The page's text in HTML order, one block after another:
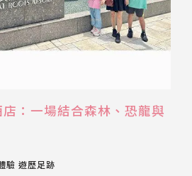
：一場結合森林、恐龍與
驗 遊歷足跡